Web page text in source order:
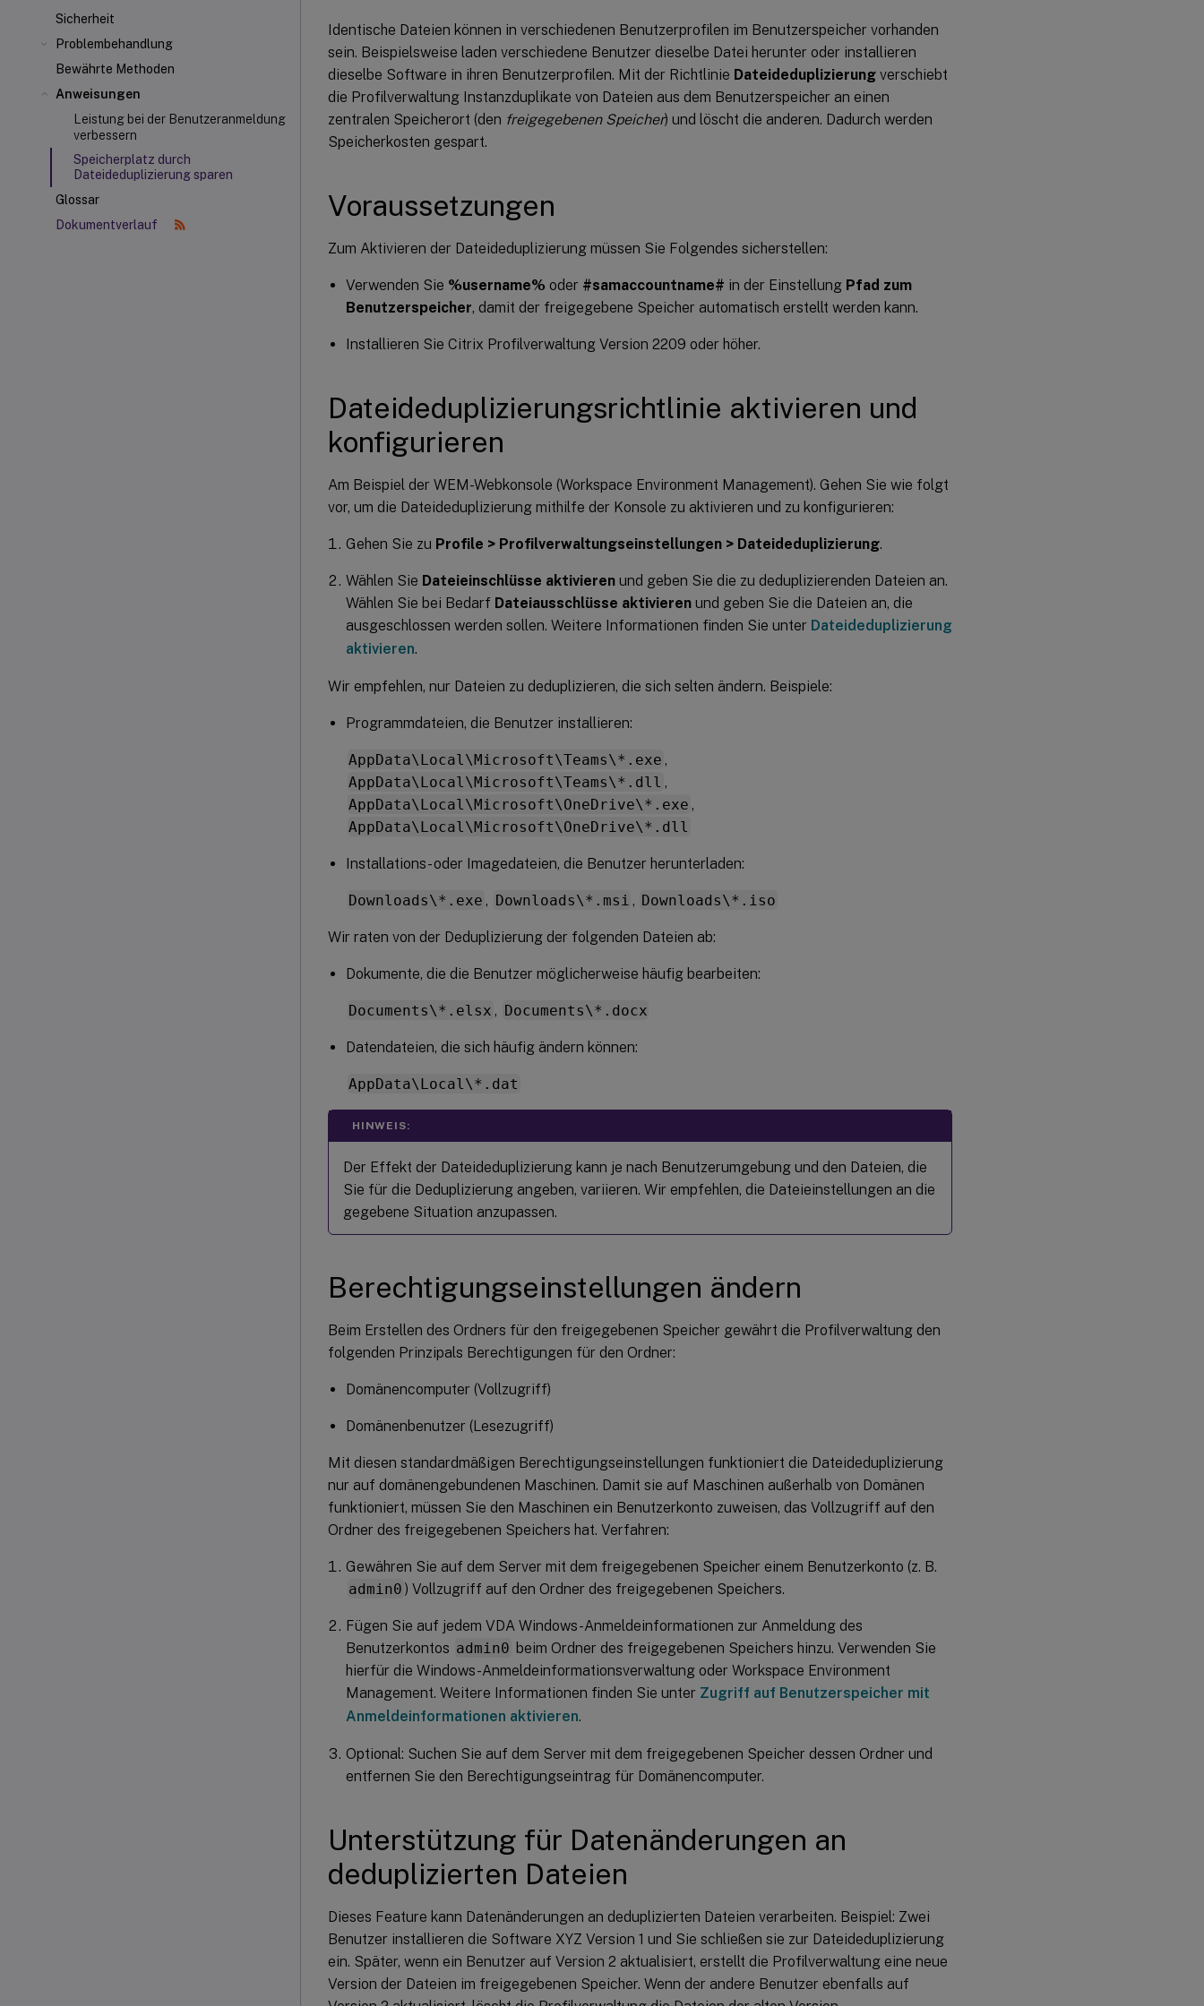
Sicherheit
Problembehandlung
Bewährte Methoden
Anweisungen
Leistung bei der Benutzeranmeldung
verbessern
Speicherplatz durch
Dateideduplizierung sparen
Glossar
Dokumentverlauf
Identische Dateien können in verschiedenen Benutzerprofilen im Benutzerspeicher vorhanden
sein. Beispielsweise laden verschiedene Benutzer dieselbe Datei herunter oder installieren
dieselbe Software in ihren Benutzerprofilen. Mit der Richtlinie Dateideduplizierung verschiebt
die Profilverwaltung Instanzduplikate von Dateien aus dem Benutzerspeicher an einen
zentralen Speicherort (den freigegebenen Speicher) und löscht die anderen. Dadurch werden
Speicherkosten gespart.
Voraussetzungen
Zum Aktivieren der Dateideduplizierung müssen Sie Folgendes sicherstellen:
Verwenden Sie %username% oder #samaccountname# in der Einstellung Pfad zum
Benutzerspeicher, damit der freigegebene Speicher automatisch erstellt werden kann.
Installieren Sie Citrix Profilverwaltung Version 2209 oder höher.
Dateideduplizierungsrichtlinie aktivieren und
konfigurieren
Am Beispiel der WEM-Webkonsole (Workspace Environment Management). Gehen Sie wie folgt
vor, um die Dateideduplizierung mithilfe der Konsole zu aktivieren und zu konfigurieren:
Gehen Sie zu Profile > Profilverwaltungseinstellungen > Dateideduplizierung.
Wählen Sie Dateieinschlüsse aktivieren und geben Sie die zu deduplizierenden Dateien an.
Wählen Sie bei Bedarf Dateiausschlüsse aktivieren und geben Sie die Dateien an, die
ausgeschlossen werden sollen. Weitere Informationen finden Sie unter Dateideduplizierung
aktivieren.
Wir empfehlen, nur Dateien zu deduplizieren, die sich selten ändern. Beispiele:
Programmdateien, die Benutzer installieren:
AppData\Local\Microsoft\Teams\*.exe ,
AppData\Local\Microsoft\Teams\*.dll ,
AppData\Local\Microsoft\OneDrive\*.exe ,
AppData\Local\Microsoft\OneDrive\*.dll
Installations- oder Imagedateien, die Benutzer herunterladen:
Downloads\*.exe , Downloads\*.msi , Downloads\*.iso
Wir raten von der Deduplizierung der folgenden Dateien ab:
Dokumente, die die Benutzer möglicherweise häufig bearbeiten:
Documents\*.elsx , Documents\*.docx
Datendateien, die sich häufig ändern können:
AppData\Local\*.dat
HINWEIS:
Der Effekt der Dateideduplizierung kann je nach Benutzerumgebung und den Dateien, die
Sie für die Deduplizierung angeben, variieren. Wir empfehlen, die Dateieinstellungen an die
gegebene Situation anzupassen.
Berechtigungseinstellungen ändern
Beim Erstellen des Ordners für den freigegebenen Speicher gewährt die Profilverwaltung den
folgenden Prinzipals Berechtigungen für den Ordner:
Domänencomputer (Vollzugriff)
Domänenbenutzer (Lesezugriff)
Mit diesen standardmäßigen Berechtigungseinstellungen funktioniert die Dateideduplizierung
nur auf domänengebundenen Maschinen. Damit sie auf Maschinen außerhalb von Domänen
funktioniert, müssen Sie den Maschinen ein Benutzerkonto zuweisen, das Vollzugriff auf den
Ordner des freigegebenen Speichers hat. Verfahren:
Gewähren Sie auf dem Server mit dem freigegebenen Speicher einem Benutzerkonto (z. B.
admin0 ) Vollzugriff auf den Ordner des freigegebenen Speichers.
Fügen Sie auf jedem VDA Windows-Anmeldeinformationen zur Anmeldung des
Benutzerkontos admin0 beim Ordner des freigegebenen Speichers hinzu. Verwenden Sie
hierfür die Windows-Anmeldeinformationsverwaltung oder Workspace Environment
Management. Weitere Informationen finden Sie unter Zugriff auf Benutzerspeicher mit
Anmeldeinformationen aktivieren.
Optional: Suchen Sie auf dem Server mit dem freigegebenen Speicher dessen Ordner und
entfernen Sie den Berechtigungseintrag für Domänencomputer.
Unterstützung für Datenänderungen an
deduplizierten Dateien
Dieses Feature kann Datenänderungen an deduplizierten Dateien verarbeiten. Beispiel: Zwei
Benutzer installieren die Software XYZ Version 1 und Sie schließen sie zur Dateideduplizierung
ein. Später, wenn ein Benutzer auf Version 2 aktualisiert, erstellt die Profilverwaltung eine neue
Version der Dateien im freigegebenen Speicher. Wenn der andere Benutzer ebenfalls auf